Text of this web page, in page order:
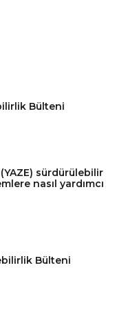
Bülteni
sürdürülebilir
nasıl yardımcı
Bülteni